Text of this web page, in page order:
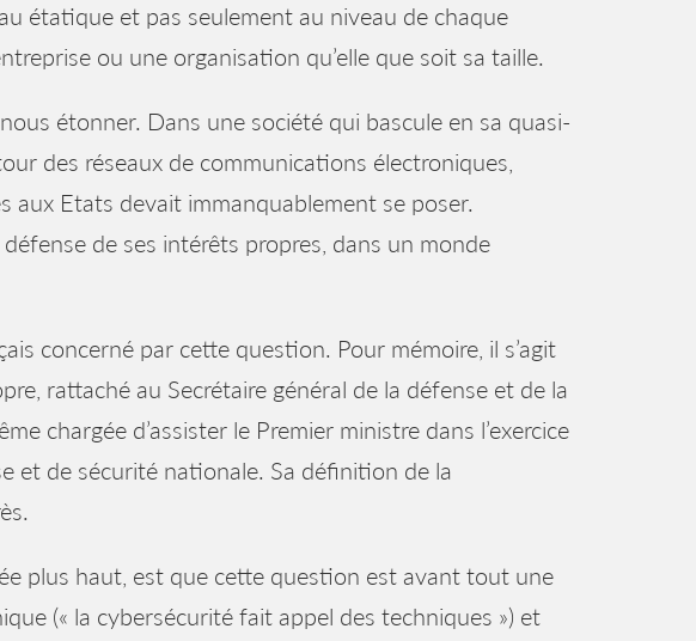
étatique et pas seulement au niveau de chaque
ou une organisation qu’elle que soit sa taille.
étonner. Dans une société qui bascule en sa quasi-
des réseaux de communications électroniques,
aux Etats devait immanquablement se poser.
de ses intérêts propres, dans un monde
concerné par cette question. Pour mémoire, il s’agit
rattaché au Secrétaire général de la défense et de la
chargée d’assister le Premier ministre dans l’exercice
et de sécurité nationale. Sa définition de la
plus haut, est que cette question est avant tout une
(« la cybersécurité fait appel des techniques ») et